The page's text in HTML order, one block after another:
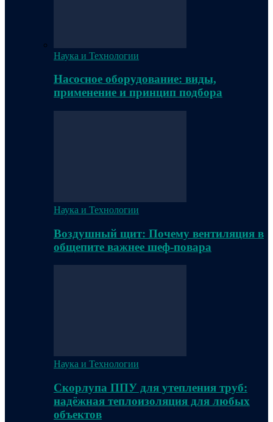
Наука и Технологии
Насосное оборудование: виды,
применение и принцип подбора
Наука и Технологии
Воздушный щит: Почему вентиляция в
общепите важнее шеф-повара
Наука и Технологии
Скорлупа ППУ для утепления труб:
надёжная теплоизоляция для любых
объектов